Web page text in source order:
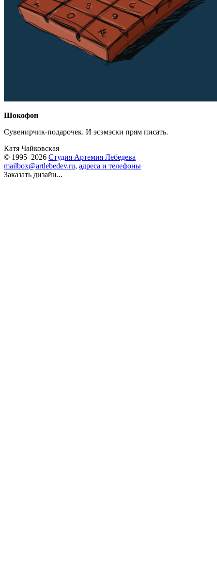
Шокофон
Сувенирчик-подарочек. И эсэмэски прям писать.
Катя Чайковская
© 1995–2026 Студия Артемия Лебедева
mailbox@artlebedev.ru, адреса и телефоны
Заказать дизайн...